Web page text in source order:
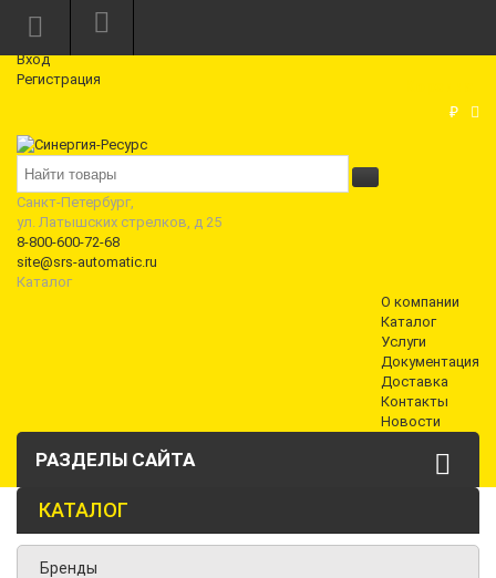
Режим работы: Пн—Пт: 10:00—18:00
Вход
Регистрация
₽
Санкт-Петербург,
ул. Латышских стрелков, д 25
8-800-600-72-68
site@srs-automatic.ru
Каталог
О компании
Каталог
Услуги
Документация
Доставка
Контакты
Новости
РАЗДЕЛЫ САЙТА
КАТАЛОГ
Бренды